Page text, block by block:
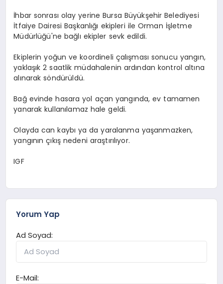
İhbar sonrası olay yerine Bursa Büyükşehir Belediyesi
İtfaiye Dairesi Başkanlığı ekipleri ile Orman İşletme
Müdürlüğü'ne bağlı ekipler sevk edildi.
Ekiplerin yoğun ve koordineli çalışması sonucu yangın,
yaklaşık 2 saatlik müdahalenin ardından kontrol altına
alınarak söndürüldü.
Bağ evinde hasara yol açan yangında, ev tamamen
yanarak kullanılamaz hale geldi.
Olayda can kaybı ya da yaralanma yaşanmazken,
yangının çıkış nedeni araştırılıyor.
IGF
Yorum Yap
Ad Soyad:
E-Mail: